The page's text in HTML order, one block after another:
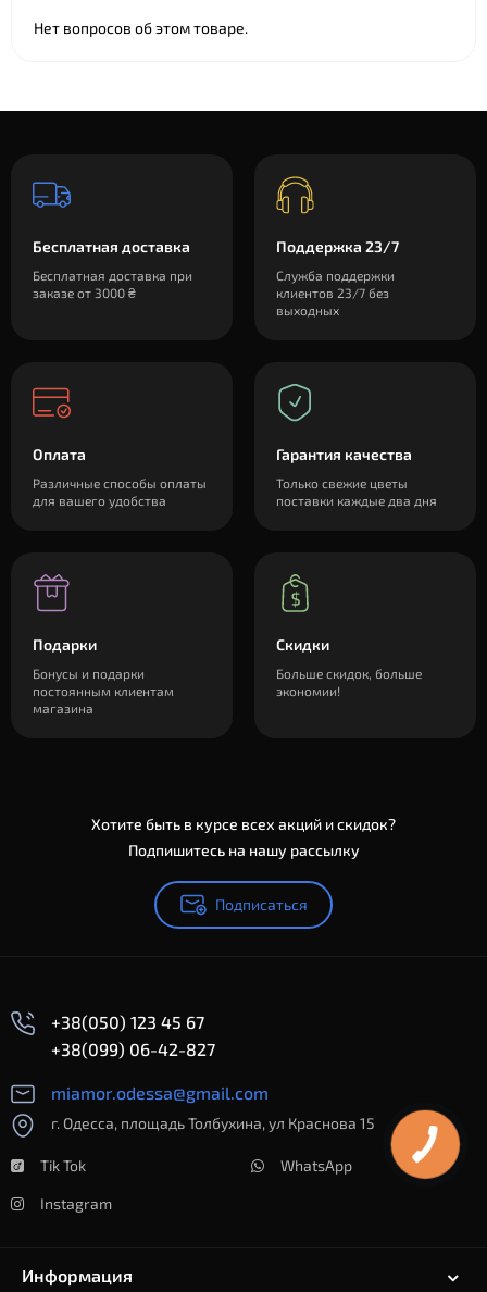
Нет вопросов об этом товаре.
Бесплатная доставка
Бесплатная доставка при
заказе от 3000 ₴
Поддержка 23/7
Служба поддержки
клиентов 23/7 без
выходных
Оплата
Различные способы оплаты
для вашего удобства
Гарантия качества
Только свежие цветы
поставки каждые два дня
Подарки
Бонусы и подарки
постоянным клиентам
магазина
Скидки
Больше скидок, больше
экономии!
Хотите быть в курсе всех акций и скидок?
Подпишитесь на нашу рассылку
Подписаться
+38(050) 123 45 67
+38(099) 06-42-827
miamor.odessa@gmail.com
г. Одесса, площадь Толбухина, ул Краснова 15
Tik Tok
Instagram
WhatsApp
Информация